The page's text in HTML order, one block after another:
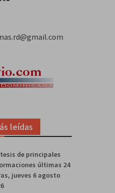
leídas
de principales
últimas 24
jueves 6 agosto